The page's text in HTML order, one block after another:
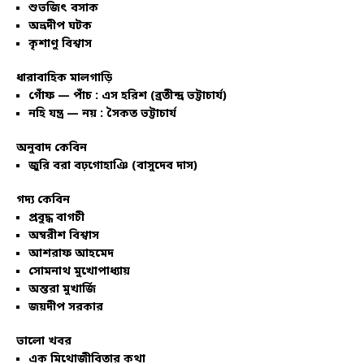
শুভজিৎ বসাক
অভ্রদীপ ঘটক
কৃশাণু বিশ্বাস
ধারাবাহিক মালগাড়ি
গোঁফ — পাঁচ : এস হরিশ (ব্রতীন্দ্র ভট্টাচার্য)
নহি যন্ত্র — নয় : সৈকত ভট্টাচার্য
অনুবাদ কেবিন
জুরি বরা বঢ়গোহাঞি (বাসুদেব দাস)
গদ্য কেবিন
প্রবুদ্ধ বাগচী
অম্বরীশ বিশ্বাস
আশরাফ আহমেদ
সোমনাথ মুখোপাধ্যায়
অন্তরা মুখার্জি
জয়দীপ সরকার
ভালো খবর
এক মিথোজীবিতার কথা